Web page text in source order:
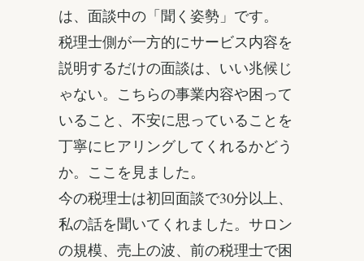
は、面談中の「聞く姿勢」です。
税理士側が一方的にサービス内容を
説明するだけの面談は、いい兆候じ
ゃない。こちらの事業内容や困って
いること、不安に思っていることを
丁寧にヒアリングしてくれるかどう
か。ここを見ました。
今の税理士は初回面談で30分以上、
私の話を聞いてくれました。サロン
の規模、売上の波、前の税理士で困